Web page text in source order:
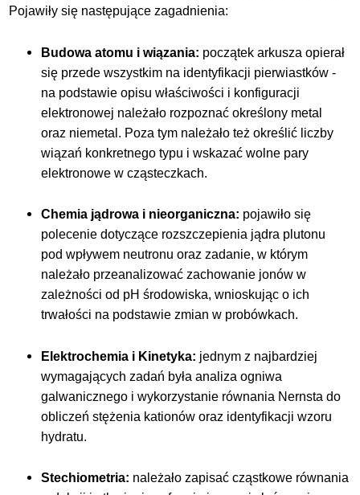
Pojawiły się następujące zagadnienia:
Budowa atomu i wiązania: początek arkusza opierał
się przede wszystkim na identyfikacji pierwiastków -
na podstawie opisu właściwości i konfiguracji
elektronowej należało rozpoznać określony metal
oraz niemetal. Poza tym należało też określić liczby
wiązań konkretnego typu i wskazać wolne pary
elektronowe w cząsteczkach.
Chemia jądrowa i nieorganiczna: pojawiło się
polecenie dotyczące rozszczepienia jądra plutonu
pod wpływem neutronu oraz zadanie, w którym
należało przeanalizować zachowanie jonów w
zależności od pH środowiska, wnioskując o ich
trwałości na podstawie zmian w probówkach.
Elektrochemia i Kinetyka: jednym z najbardziej
wymagających zadań była analiza ogniwa
galwanicznego i wykorzystanie równania Nernsta do
obliczeń stężenia kationów oraz identyfikacji wzoru
hydratu.
Stechiometria: należało zapisać cząstkowe równania